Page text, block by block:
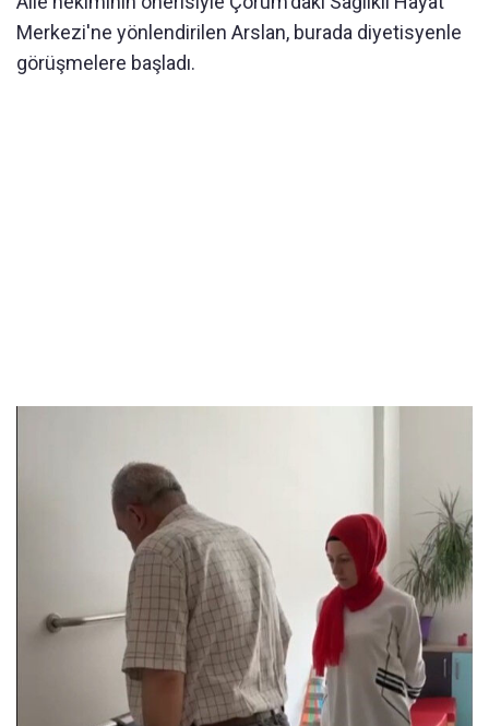
Merkezi'ne yönlendirilen Arslan, burada diyetisyenle
görüşmelere başladı.